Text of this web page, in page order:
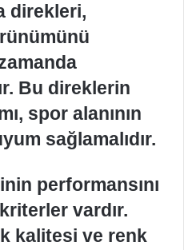
direkleri,
Bu direklerin
spor alanının
sağlamalıdır.
performansını
vardır.
kalitesi ve renk